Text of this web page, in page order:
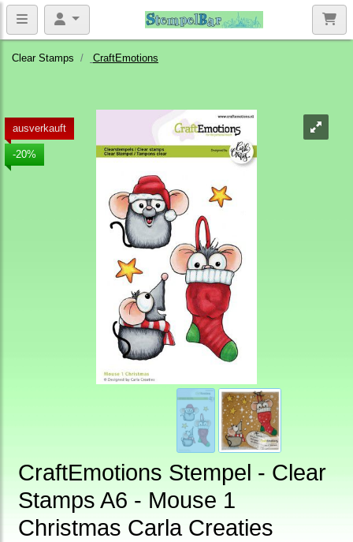
Clear Stamps CraftEmotions
ausverkauft
-20%
CraftEmotions Stempel - Clear
Stamps A6 - Mouse 1
Christmas Carla Creaties